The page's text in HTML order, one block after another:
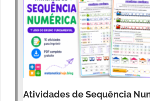
Atividades de Sequência